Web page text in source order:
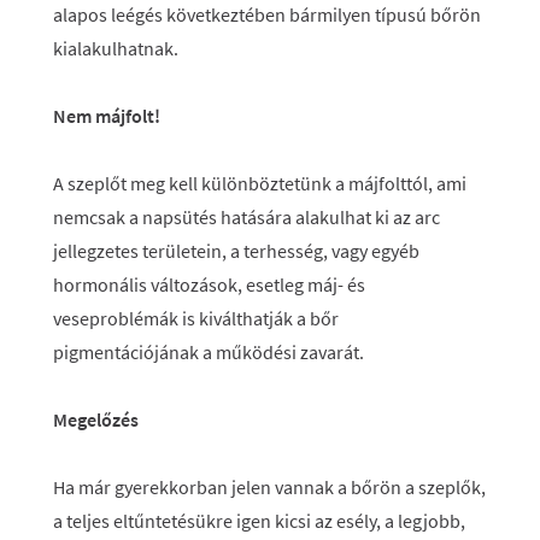
alapos leégés következtében bármilyen típusú bőrön
kialakulhatnak.
Nem májfolt!
A szeplőt meg kell különböztetünk a májfolttól, ami
nemcsak a napsütés hatására alakulhat ki az arc
jellegzetes területein, a terhesség, vagy egyéb
hormonális változások, esetleg máj- és
veseproblémák is kiválthatják a bőr
pigmentációjának a működési zavarát.
Megelőzés
Ha már gyerekkorban jelen vannak a bőrön a szeplők,
a teljes eltűntetésükre igen kicsi az esély, a legjobb,